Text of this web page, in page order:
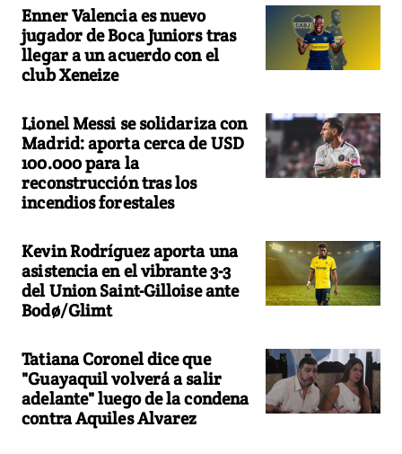
Enner Valencia es nuevo
jugador de Boca Juniors tras
llegar a un acuerdo con el
club Xeneize
Lionel Messi se solidariza con
Madrid: aporta cerca de USD
100.000 para la
reconstrucción tras los
incendios forestales
Kevin Rodríguez aporta una
asistencia en el vibrante 3-3
del Union Saint-Gilloise ante
Bodø/Glimt
Tatiana Coronel dice que
"Guayaquil volverá a salir
adelante" luego de la condena
contra Aquiles Alvarez